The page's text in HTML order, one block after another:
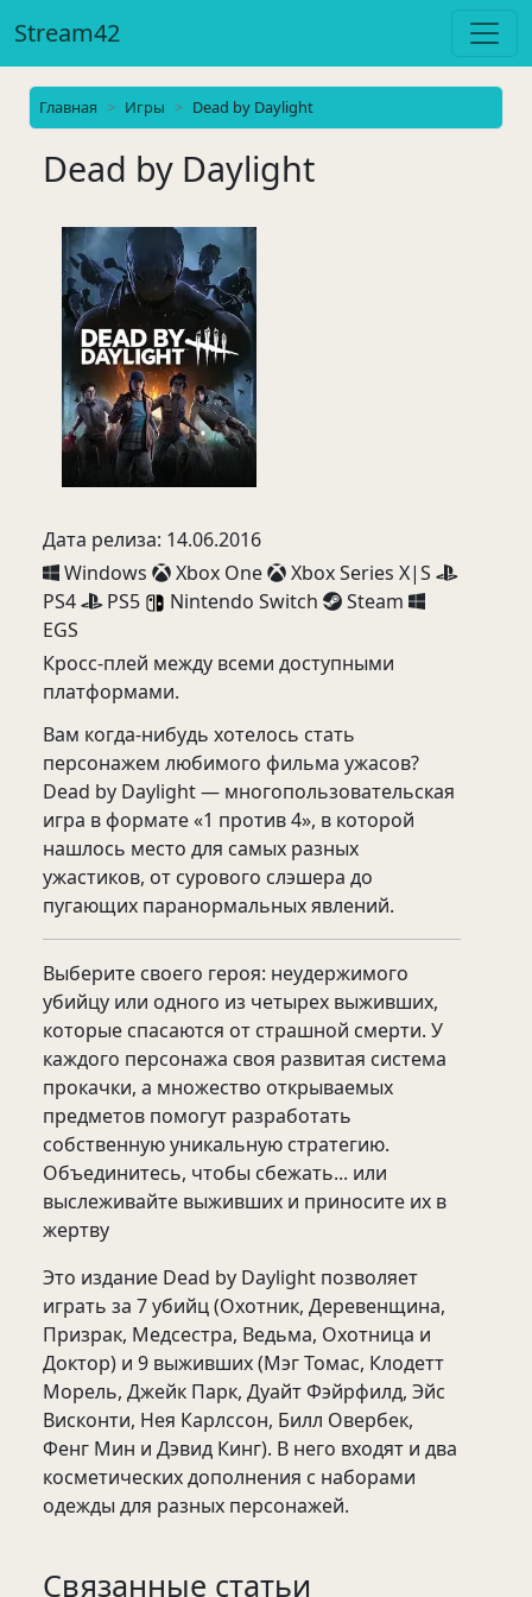
Stream42
Главная Игры Dead by Daylight
Dead by Daylight
Дата релиза: 14.06.2016
Windows
Xbox One
Xbox Series X|S
PS4
PS5 Nintendo Switch
Steam
EGS
Кросс-плей между всеми доступными
платформами.
Вам когда-нибудь хотелось стать
персонажем любимого фильма ужасов?
Dead by Daylight — многопользовательская
игра в формате «1 против 4», в которой
нашлось место для самых разных
ужастиков, от сурового слэшера до
пугающих паранормальных явлений.
Выберите своего героя: неудержимого
убийцу или одного из четырех выживших,
которые спасаются от страшной смерти. У
каждого персонажа своя развитая система
прокачки, а множество открываемых
предметов помогут разработать
собственную уникальную стратегию.
Объединитесь, чтобы сбежать... или
выслеживайте выживших и приносите их в
жертву
Это издание Dead by Daylight позволяет
играть за 7 убийц (Охотник, Деревенщина,
Призрак, Медсестра, Ведьма, Охотница и
Доктор) и 9 выживших (Мэг Томас, Клодетт
Морель, Джейк Парк, Дуайт Фэйрфилд, Эйс
Висконти, Нея Карлссон, Билл Овербек,
Фенг Мин и Дэвид Кинг). В него входят и два
косметических дополнения с наборами
одежды для разных персонажей.
Связанные статьи